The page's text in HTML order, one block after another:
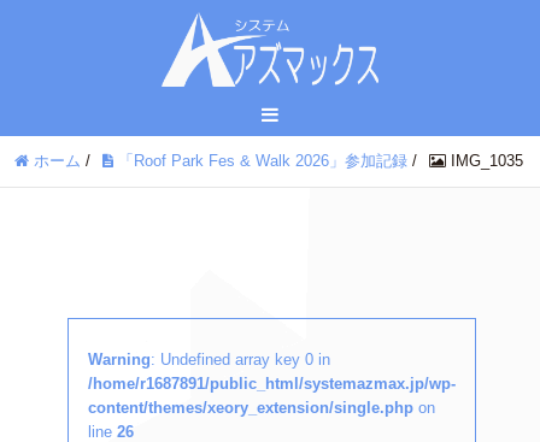
ホーム / 「Roof Park Fes & Walk 2026」参加記録 / IMG_1035
Warning: Undefined array key 0 in
/home/r1687891/public_html/systemazmax.jp/wp-
content/themes/xeory_extension/single.php on
line 26